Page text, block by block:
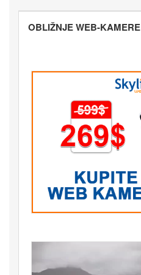
OBLIŽNJE WEB-KAMERE